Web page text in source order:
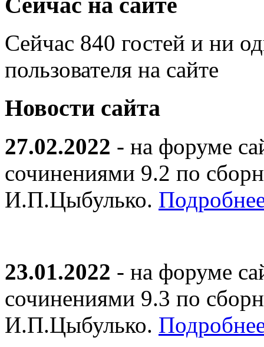
Сейчас 840 гостей и ни
пользователя на сайте
Новости сайта
27.02.2022 - на форуме
сочинениями 9.2 по
И.П.Цыбулько.
23.01.2022 - на форуме
сочинениями 9.3 по
И.П.Цыбулько.